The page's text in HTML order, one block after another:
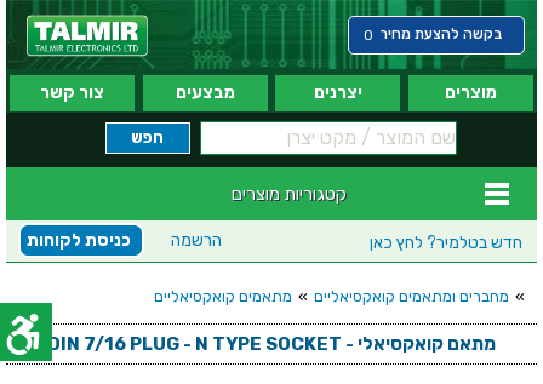
בקשה להצעת מחיר 0
מוצרים יצרנים מבצעים צור קשר
קטגוריות מוצרים
חדש בטלמיר? לחץ כאן כניסת לקוחות הרשמה
» מחברים ומתאמים קואקסיאליים » מתאמים קואקסיאליים
מתאם קואקסיאלי - DIN 7/16 PLUG - N TYPE SOCKET